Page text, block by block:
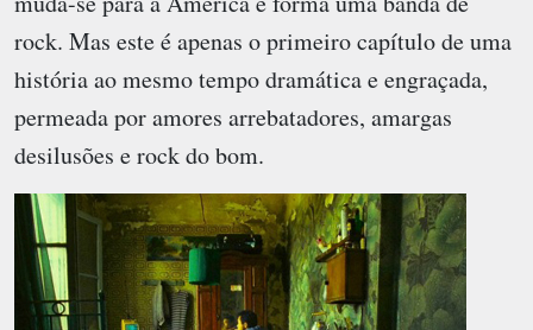
rock. Mas este é apenas o primeiro capítulo de uma
história ao mesmo tempo dramática e engraçada,
permeada por amores arrebatadores, amargas
desilusões e rock do bom.